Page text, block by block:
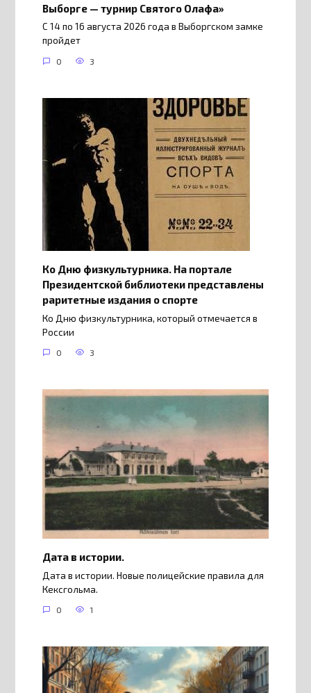
Выборге — турнир Святого Олафа»
С 14 по 16 августа 2026 года в Выборгском замке
пройдет
0 3
Ко Дню физкультурника. На портале
Президентской библиотеки представлены
раритетные издания о спорте
Ко Дню физкультурника, который отмечается в
России
0 3
Дата в истории.
Дата в истории. Новые полицейские правила для
Кексгольма.
0 1